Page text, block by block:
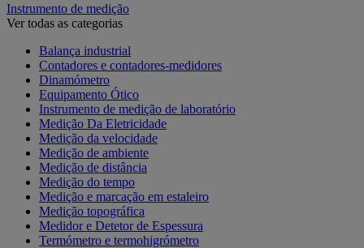
Instrumento de medição
Ver todas as categorias
Balança industrial
Contadores e contadores-medidores
Dinamómetro
Equipamento Ótico
Instrumento de medição de laboratório
Medição Da Eletricidade
Medição da velocidade
Medição de ambiente
Medição de distância
Medição do tempo
Medição e marcação em estaleiro
Medição topográfica
Medidor e Detetor de Espessura
Termómetro e termohigrómetro